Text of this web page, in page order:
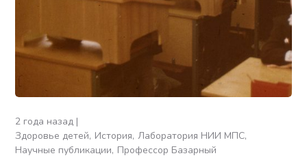
2 года назад
Здоровье детей История Лаборатория НИИ МПС
Научные публикации Профессор Базарный